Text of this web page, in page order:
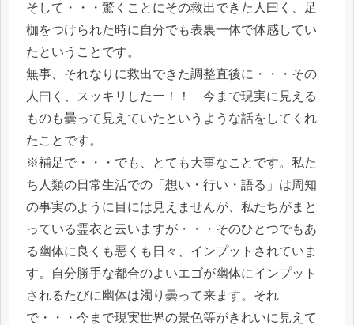
そして・・・驚くことにその救出できた人曰く、足
枷をつけられた時に自分でも表裏一体で体感してい
たということです。
無事、それなりに救出できた調整直後に・・・その
人曰く、スッキリしたー！！ 今まで現実に見える
ものも曇って見えていたというような話をしてくれ
たことです。
※補足で・・・でも、とても大事なことです。私た
ち人類の日常生活での「想い・行い・語る」は周知
の事実のように目には見えませんが、私たちがまと
っている霊衣と云いますが・・・そのひとつでもあ
る幽体に良くも悪くも日々、インプットされていま
す。自分勝手な都合のよいエゴが幽体にインプット
されるたびに幽体は濁り曇って来ます。それ
で・・・今まで現実世界の景色等がきれいに見えて